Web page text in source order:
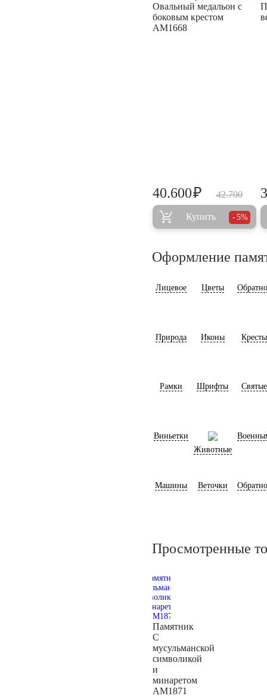
Овальный медальон с
боковым крестом
AM1668
42.700
40.600₽
Купить 5%
Оформление
Лицевое Цветы
Природа Иконы Кресты
Рамки Шрифты Святые
Виньетки
Животные
Машины Веточки
Просмотренные
Памятник
С
мусульманской
символикой
и
минаретом
AM1871